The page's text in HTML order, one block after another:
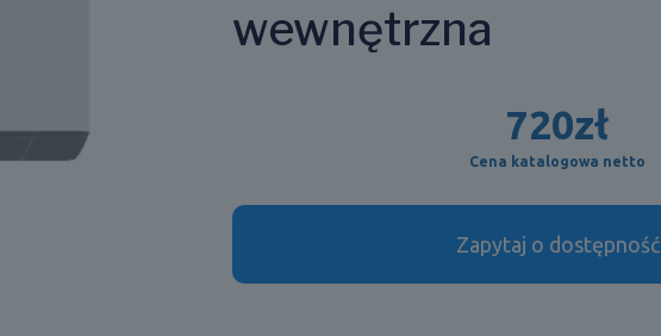
wewnętrzna
720zł
Cena katalogowa netto
Zapytaj o dostępność